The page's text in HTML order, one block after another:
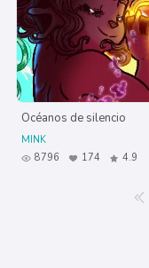
Océanos de silencio
MINK
8796
174 4.9